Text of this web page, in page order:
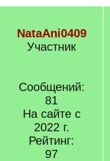
NataAni0409
Участник
Сообщений:
81
На сайте с
2022 г.
Рейтинг:
97